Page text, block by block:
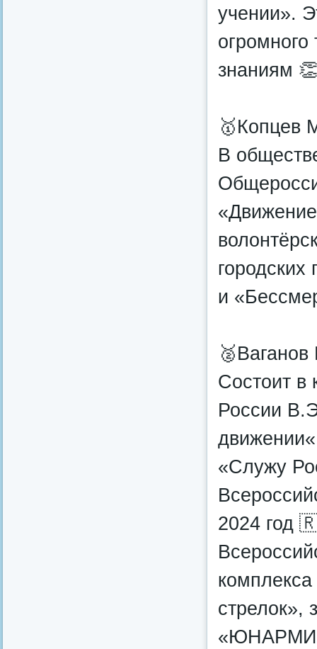
учении».
знаниям 👏
🥇Копцев
В
городских
и
Состоит в
России
«Служу
2024 год